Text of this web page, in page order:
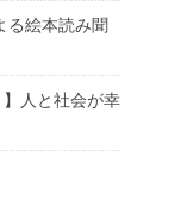
絵本読み聞
人と社会が幸